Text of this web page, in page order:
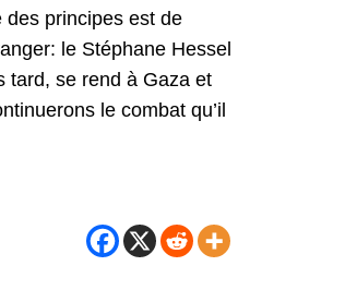
des principes est de
le Stéphane Hessel
tard, se rend à Gaza et
le combat qu’il